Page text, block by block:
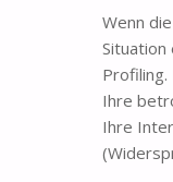
Wenn
Ihre
Ihre